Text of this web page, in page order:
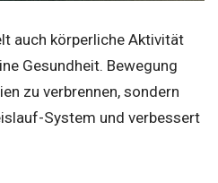
auch körperliche Aktivität
Gesundheit. Bewegung
zu verbrennen, sondern
System und verbessert